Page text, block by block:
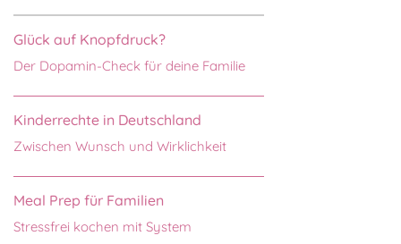
Glück auf Knopfdruck?
Der Dopamin-Check für deine Familie
Kinderrechte in Deutschland
Zwischen Wunsch und Wirklichkeit
Meal Prep für Familien
Stressfrei kochen mit System